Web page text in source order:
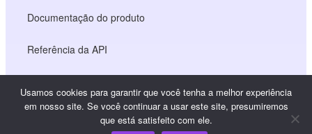
Documentação do produto
Referência da API
Usamos cookies para garantir que você tenha a melhor experiência
em nosso site. Se você continuar a usar este site, presumiremos
que está satisfeito com ele.